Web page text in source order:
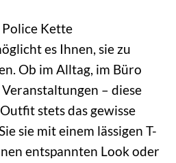
Kette
es Ihnen, sie zu
Ob im Alltag, im Büro
– diese
stets das gewisse
sie mit einem lässigen T-
entspannten Look oder